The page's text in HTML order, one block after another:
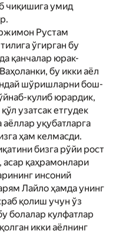
чиқишига умид
Рустам
ўгирган бу
қанчалар юрак-
бу икки аёл
шўришларни бош­
кулиб юрардик,
узатсак етгудек
уқубатларга
ҳам келмасди.
бизга рўйи рост
асар қаҳрамонлари
инсоний
Лайло ҳамда унинг
қолиш учун ўз
болалар кулфатлар
икки аёлнинг